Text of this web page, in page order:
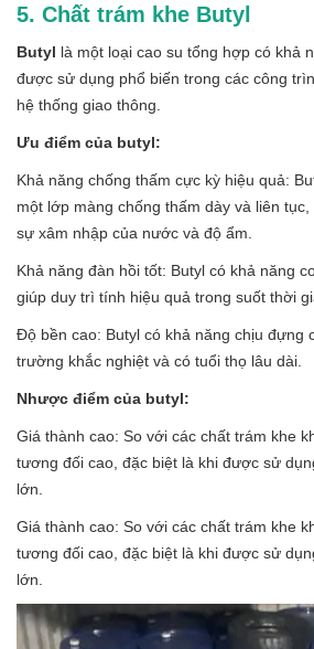
5. Chất trám khe Butyl
Butyl là một loại cao su tổng hợp có khả
được sử dụng phổ biến trong các công
hệ thống giao thông.
Ưu điểm của butyl:
Khả năng chống thấm cực kỳ hiệu quả:
một lớp màng chống thấm dày và liên
sự xâm nhập của nước và độ ẩm.
Khả năng đàn hồi tốt: Butyl có khả năng
giúp duy trì tính hiệu quả trong suốt thời
Độ bền cao: Butyl có khả năng chịu đựng
trường khắc nghiệt và có tuổi thọ lâu dài.
Nhược điểm của butyl:
Giá thành cao: So với các chất trám khe
tương đối cao, đặc biệt là khi được sử
lớn.
Giá thành cao: So với các chất trám khe
tương đối cao, đặc biệt là khi được sử
lớn.